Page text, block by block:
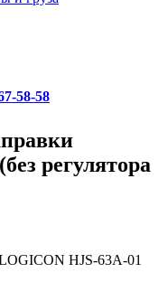
58-58
регулятора
HJS-63A-01